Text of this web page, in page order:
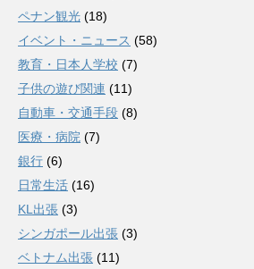
ペナン観光 (18)
イベント・ニュース (58)
教育・日本人学校 (7)
子供の遊び関連 (11)
自動車・交通手段 (8)
医療・病院 (7)
銀行 (6)
日常生活 (16)
KL出張 (3)
シンガポール出張 (3)
ベトナム出張 (11)